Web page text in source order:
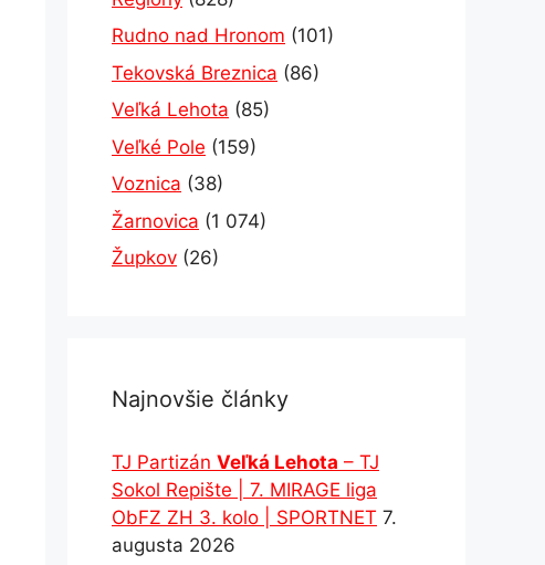
Rudno nad Hronom (101)
Tekovská Breznica (86)
Veľká Lehota (85)
Veľké Pole (159)
Voznica (38)
Žarnovica (1 074)
Župkov (26)
Najnovšie články
TJ Partizán Veľká Lehota – TJ
Sokol Repište | 7. MIRAGE liga
ObFZ ZH 3. kolo | SPORTNET 7.
augusta 2026